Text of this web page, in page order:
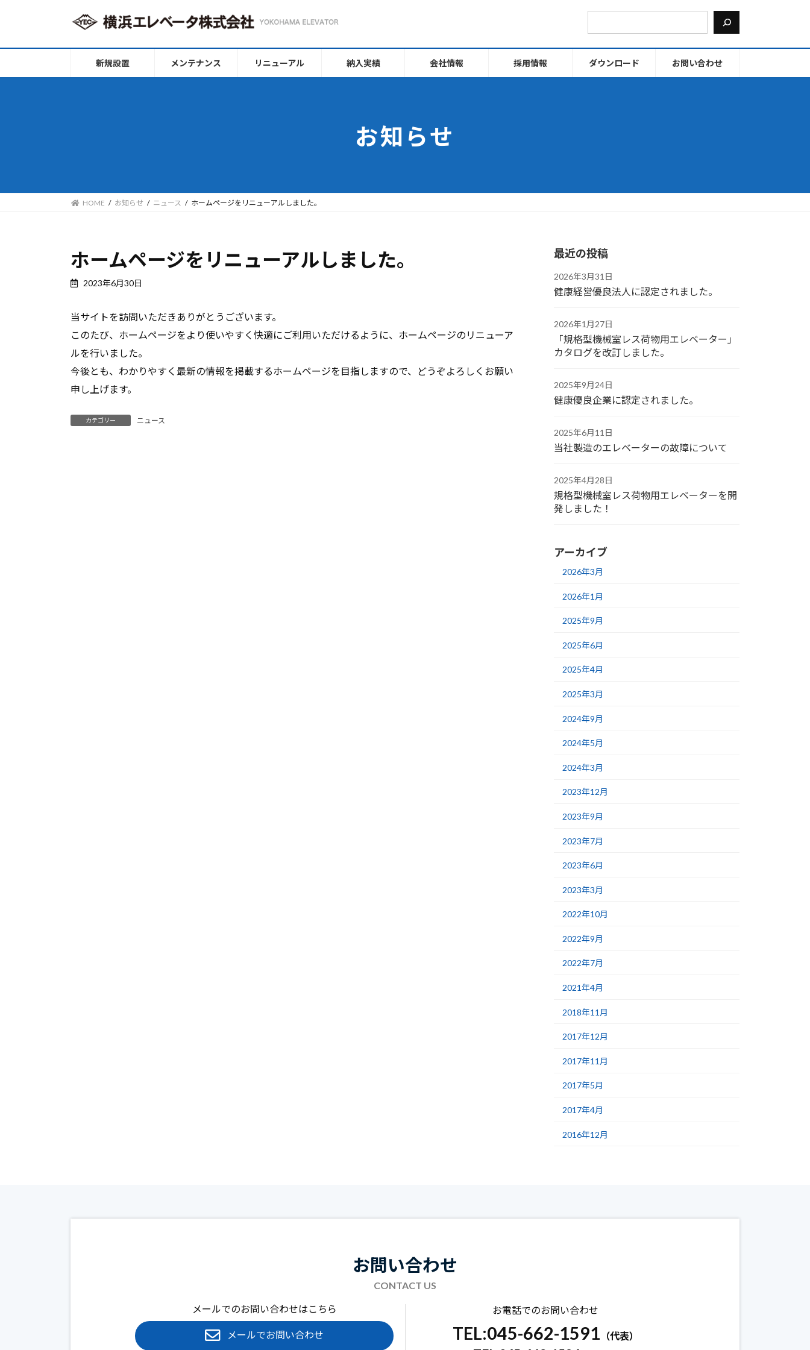
ン
へ
ー
ョ
新規設置 メンテナンス リニューアル 納入実績 会社情報 採用情報 ダウンロード お問い合わせ
お知らせ
HOME お知らせ ニュース ホームページをリニューアルしました。
ホームページをリニューアルしました。
2023年6月30日
当サイトを訪問いただきありがとうございます。
このたび、ホームページをより使いやすく快適にご利用いただけるように、ホームページのリニューア
ルを行いました。
今後とも、わかりやすく最新の情報を掲載するホームページを目指しますので、どうぞよろしくお願い
申し上げます。
カテゴリー ニュース
最近の投稿
2026年3月31日
健康経営優良法人に認定されました。
2026年1月27日
「規格型機械室レス荷物用エレベーター」
カタログを改訂しました。
2025年9月24日
健康優良企業に認定されました。
2025年6月11日
当社製造のエレベーターの故障について
2025年4月28日
規格型機械室レス荷物用エレベーターを開
発しました！
アーカイブ
2026年3月
2026年1月
2025年9月
2025年6月
2025年4月
2025年3月
2024年9月
2024年5月
2024年3月
2023年12月
2023年9月
2023年7月
2023年6月
2023年3月
2022年10月
2022年9月
2022年7月
2021年4月
2018年11月
2017年12月
2017年11月
2017年5月
2017年4月
2016年12月
お問い合わせ
CONTACT US
メールでのお問い合わせはこちら
メールでお問い合わせ
お電話でのお問い合わせ
TEL:045-662-1591 （代表）